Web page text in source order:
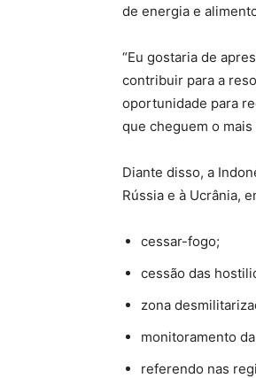
de energia e
“Eu gostaria de
contribuir para a
oportunidade para
que cheguem o
Diante disso, a
Rússia e à Ucrânia,
cessar-fogo;
cessão das
zona
monitoramento
referendo nas